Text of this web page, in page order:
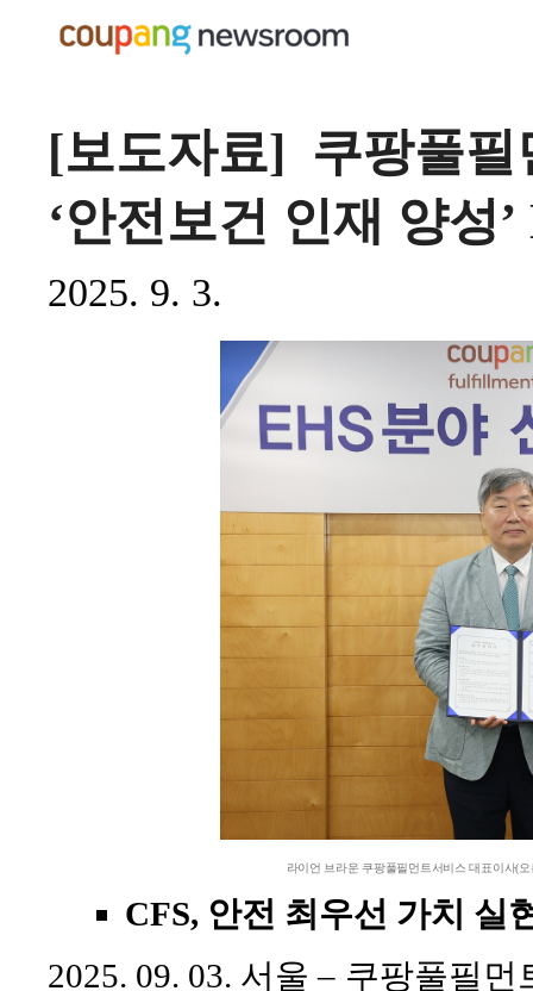
[보도자료] 쿠팡풀
‘안전보건 인재 양성
2025. 9. 3.
라이언 브라운 쿠팡풀필먼트서비스 대표이사(
CFS, 안전 최우선 가치
2025. 09. 03. 서울 – 쿠팡풀필